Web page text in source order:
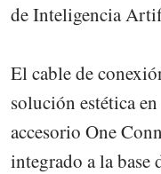
de Inteligencia
El cable de
solución estética
accesorio One
integrado a la base